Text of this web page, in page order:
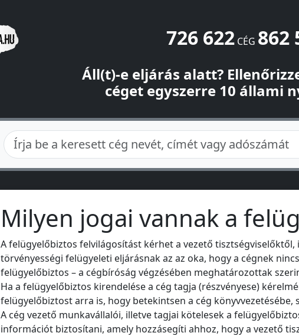
726 622CÉG 862
Áll(t)-e eljárás alatt?
céget egyszerre 10 állami
Milyen jogai vannak a
A felügyelőbiztos felvilágosítást kérhet a vezető
törvényességi felügyeleti eljárásnak az az oka, hogy a cégnek
felügyelőbiztos – a cégbíróság végzésében meghatározottak
Ha a felügyelőbiztos kirendelése a cég tagja (részvényese)
felügyelőbiztost arra is, hogy betekintsen a cég könyvvezetésébe,
A cég vezető munkavállalói, illetve tagjai kötelesek a
információt biztosítani, amely hozzásegíti ahhoz, hogy a vezető